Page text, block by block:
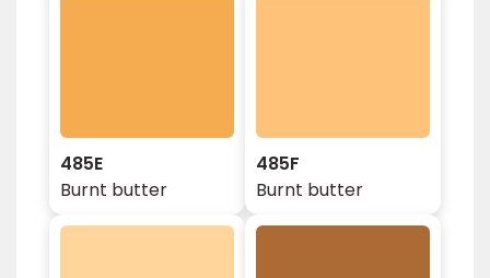
485E
Burnt butter
485F
Burnt butter